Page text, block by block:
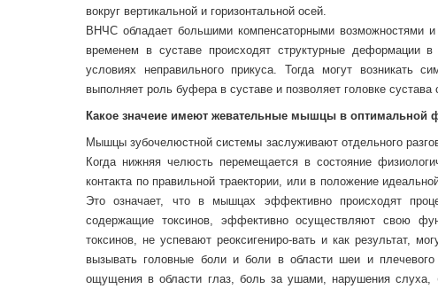
вокруг вертикальной и горизонтальной осей.
ВНЧС обладает большими компенсаторными возможностями
временем в суставе происходят структурные деформации
условиях неправильного прикуса. Тогда могут возникать
выполняет роль буфера в суставе и позволяет головке
Какое значеие имеют жевательные мышцы в оптимальной
Мышцы зубочелюстной системы заслуживают отдельного
Когда нижняя челюсть перемещается в состояние
контакта по правильной траектории, или в положение
Это означает, что в мышцах эффективно происходят
содержащие токсинов, эффективно осуществляют свою
токсинов, не успевают реоксигениро-вать и как результат,
вызывать головные боли и боли в области шеи и
ощущения в области глаз, боль за ушами, нарушения слуха,